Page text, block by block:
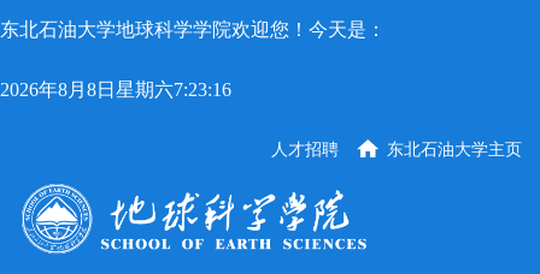
东北石油大学地球科学学院欢迎您！今天是：
2026年8月8日星期六7:23:16
东北石油大学主页
人才招聘